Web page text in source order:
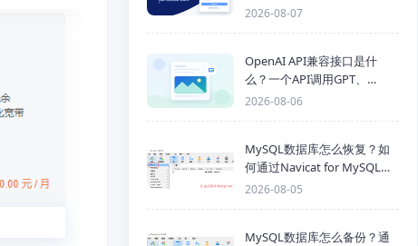
网优化线路性能测试
2026-08-07
OpenAI API兼容接口是什
么？一个API调用GPT、
Claude、Gemini、DeepSeek
2026-08-06
MySQL数据库怎么恢复？如
何通过Navicat for MySQL导
入SQL备份文件
2026-08-05
MySQL数据库怎么备份？通